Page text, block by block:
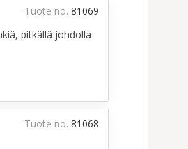
pitkällä johdolla
Tuote no.81069
Tuote no.81068